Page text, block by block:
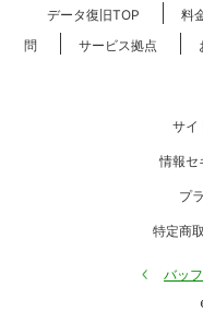
データ復旧TOP 料
問
サービス拠点
サイ
情報セ
プ
特定商
バッ